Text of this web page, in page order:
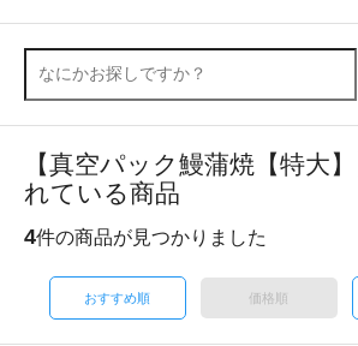
【真空パック鰻蒲焼【特大
れている商品
4件の商品が見つかりました
おすすめ順 価格順